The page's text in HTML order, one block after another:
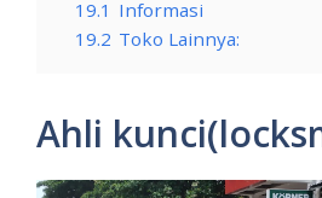
19.1 Informasi
19.2 Toko Lainnya:
Ahli